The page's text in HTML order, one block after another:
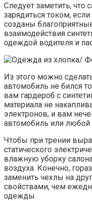
Следует заметить, что
зарядиться током,
созданы
взаимодействия
одеждой водителя и
Из этого можно
автомобиль не бился
вам гардероб с
материала не
электронов, и вам
автомобиль или любой
Чтобы при трении
статического
влажную уборку
воздуха. Конечно,
заменить чехлы на
свойствами, чем
одежды.